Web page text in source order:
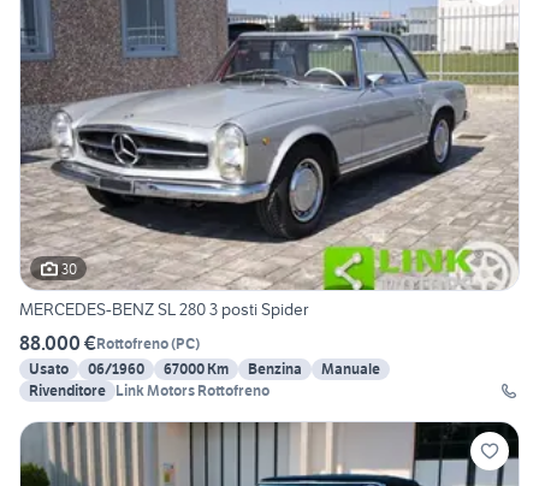
30
MERCEDES-BENZ SL 280 3 posti Spider
88.000 €Rottofreno(PC)
Usato
06/1960 67000 Km Benzina
Manuale
Rivenditore Link Motors Rottofreno